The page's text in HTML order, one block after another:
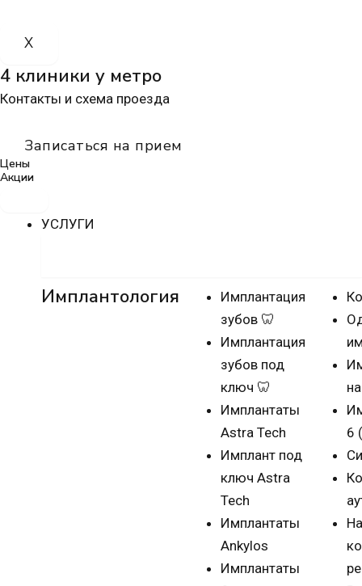
X
4 клиники у метро
Контакты и схема проезда
Записаться на прием
Цены
Акции
УСЛУГИ
Имплантология
Имплантация
зубов 🦷
Имплантация
зубов под
ключ 🦷
Имплантаты
Astra Tech
Имплант под
ключ Astra
Tech
Имплантаты
Ankylos
Имплантаты
6